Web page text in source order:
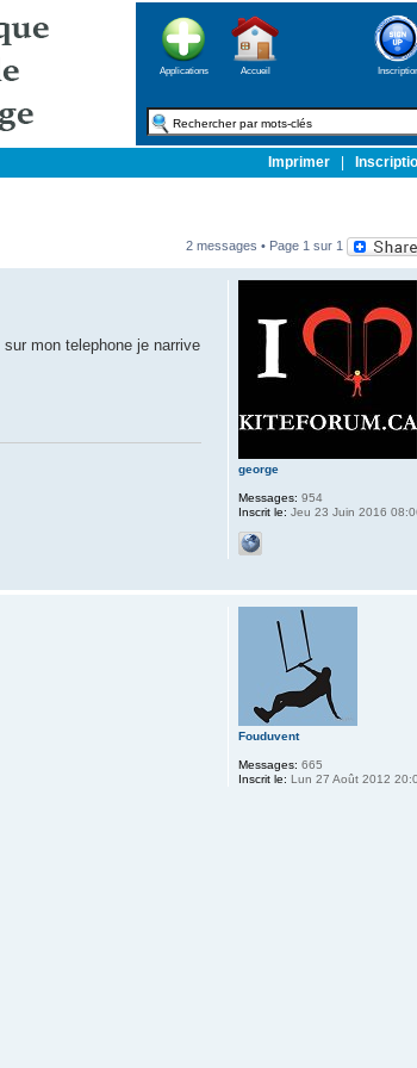
Applications Accueil
Imprimer
2 messages • Page 1 sur 1
mon telephone je narrive
george
Messages: 954
Inscrit le: Jeu 23 Juin 2016
Fouduvent
Messages: 665
Inscrit le: Lun 27 Août 2012